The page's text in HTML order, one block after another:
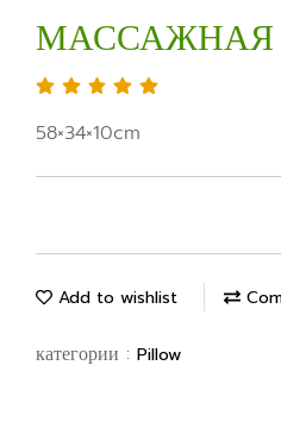
58×34×10cm
Add to wishlist
категории : Pillow